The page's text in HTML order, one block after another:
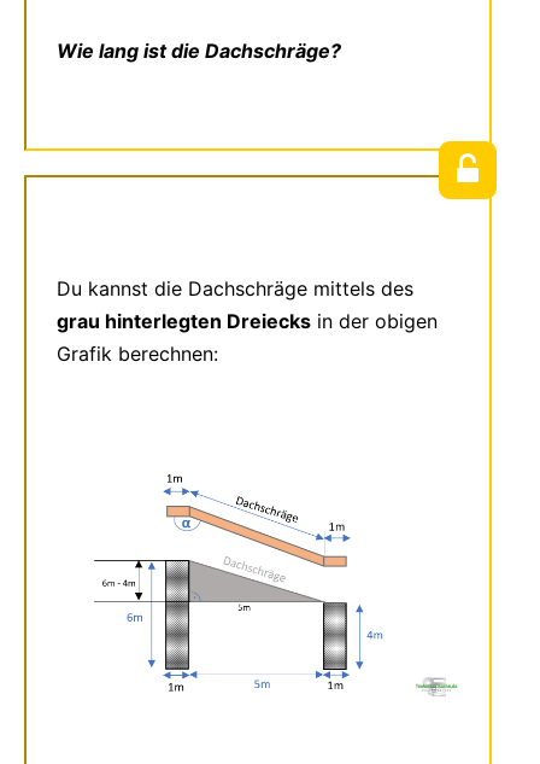
Wie lang ist die Dachschräge?
Du kannst die Dachschräge mittels des
grau hinterlegten Dreiecks in der obigen
Grafik berechnen: